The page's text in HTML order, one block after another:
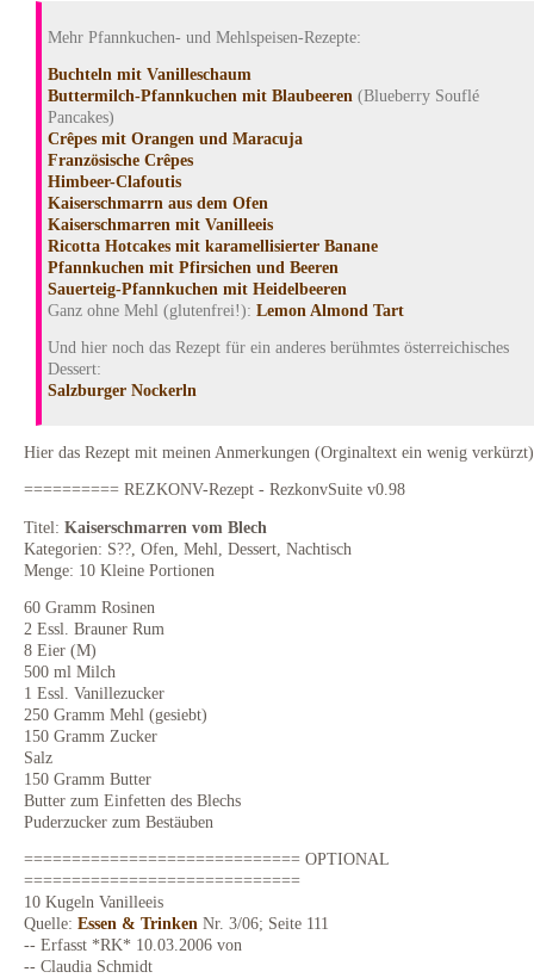
Mehr Pfannkuchen- und Mehlspeisen-Rezepte:
Buchteln mit Vanilleschaum
Buttermilch-Pfannkuchen mit Blaubeeren (Blueberry Souflé
Pancakes)
Crêpes mit Orangen und Maracuja
Französische Crêpes
Himbeer-Clafoutis
Kaiserschmarrn aus dem Ofen
Kaiserschmarren mit Vanilleeis
Ricotta Hotcakes mit karamellisierter Banane
Pfannkuchen mit Pfirsichen und Beeren
Sauerteig-Pfannkuchen mit Heidelbeeren
Ganz ohne Mehl (glutenfrei!): Lemon Almond Tart
Und hier noch das Rezept für ein anderes berühmtes österreichisches
Dessert:
Salzburger Nockerln
Hier das Rezept mit meinen Anmerkungen (Orginaltext ein wenig
========== REZKONV-Rezept - RezkonvSuite v0.98
Titel: Kaiserschmarren vom Blech
Kategorien: S??, Ofen, Mehl, Dessert, Nachtisch
Menge: 10 Kleine Portionen
60 Gramm Rosinen
2 Essl. Brauner Rum
8 Eier (M)
500 ml Milch
1 Essl. Vanillezucker
250 Gramm Mehl (gesiebt)
150 Gramm Zucker
Salz
150 Gramm Butter
Butter zum Einfetten des Blechs
Puderzucker zum Bestäuben
============================= OPTIONAL
=============================
10 Kugeln Vanilleeis
Quelle: Essen & Trinken Nr. 3/06; Seite 111
-- Erfasst *RK* 10.03.2006 von
-- Claudia Schmidt